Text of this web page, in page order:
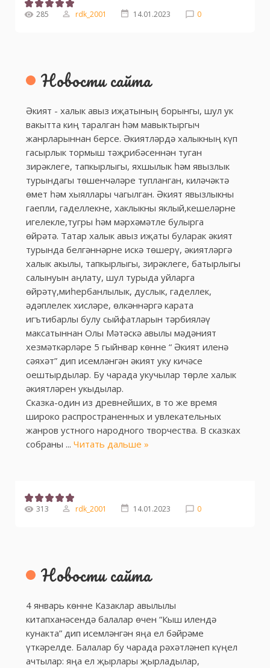
285 rdk_2001 14.01.2023 0
Новости сайта
Әкият - халык авыз иҗатының борынгы, шул ук
вакытта киң таралган һәм мавыктыргыч
жанрларыннан берсе. Әкиятләрдә халыкның күп
гасырлык тормыш тәҗрибәсеннән туган
зирәклеге, тапкырлыгы, яхшылык һәм явызлык
турындагы төшенчәләре тупланган, киләчәктә
өмет һәм хыяллары чагылган. Әкият явызлыкны
гаепли, гаделлекне, хаклыкны яклый,кешеләрне
игелекле,тугры һәм мәрхәмәтле булырга
өйрәтә. Татар халык авыз иҗаты буларак әкият
турында белгәннәрне искә төшерү, әкиятләргә
халык акылы, тапкырлыгы, зирәклеге, батырлыгы
салынуын аңлату, шул турыда уйларга
өйрәтү,миһербанлылык, дуслык, гаделлек,
әдәплелек хисләре, өлкәннәргә карата
игътибарлы булу сыйфатларын тәрбияләү
максатыннан Олы Мәтәскә авылы мәдәният
хезмәткәрләре 5 гыйнвар көнне “ Әкият иленә
сәяхәт” дип исемләнгән әкият уку кичәсе
оештырдылар. Бу чарада укучылар төрле халык
әкиятләрен укыдылар.
Сказка-один из древнейших, в то же время
широко распространенных и увлекательных
жанров устного народного творчества. В сказках
собраны ... Читать дальше »
313 rdk_2001 14.01.2023 0
Новости сайта
4 январь көнне Казаклар авылылы
китапханәсендә балалар өчен “Кыш илендә
кунакта” дип исемләнгән яңа ел бәйрәме
үткәрелде. Балалар бу чарада рәхәтләнеп күңел
ачтылар: яңа ел җырлары җырладылар,